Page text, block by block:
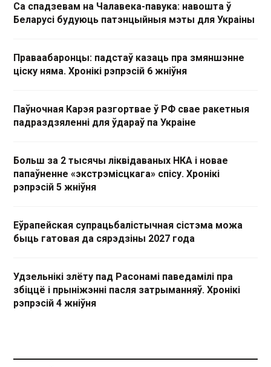
Са спадзевам на Чалавека-павука: навошта ў
Беларусі будуюць патэнцыйныя мэты для Украіны
Праваабаронцы: падстаў казаць пра змяншэнне
ціску няма. Хронікі рэпрэсій 6 жніўня
Паўночная Карэя разгортвае ў РФ свае ракетныя
падраздзяленні для ўдараў па Украіне
Больш за 2 тысячы ліквідаваных НКА і новае
папаўненне «экстрэмісцкага» спісу. Хронікі
рэпрэсій 5 жніўня
Еўрапейская супрацьбалістычная сістэма можа
быць гатовая да сярэдзіны 2027 года
Удзельнікі злёту пад Расонамі паведамілі пра
збіццё і прыніжэнні пасля затрыманняў. Хронікі
рэпрэсій 4 жніўня